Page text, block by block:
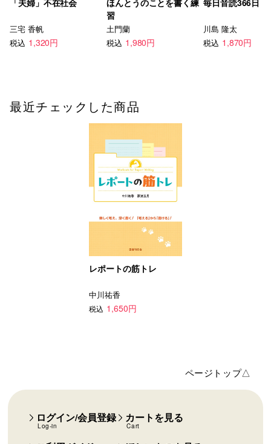
「夫婦」不在社会
三宅 香帆
税込 1,320円
ほんとうのことを書く練
習
土門蘭
税込 1,980円
毎日音読366日
川島 隆太
税込 1,870円
最近チェックした商品
レポートの筋トレ
中川祐香
税込 1,650円
ページトップ△
ログイン/会員登録
Log-in
カートを見る
Cart